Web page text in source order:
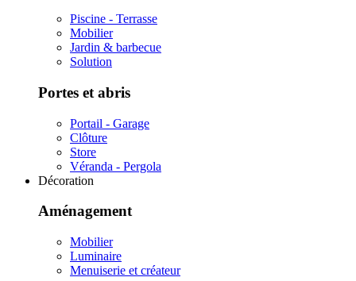
Piscine - Terrasse
Mobilier
Jardin & barbecue
Solution
Portes et abris
Portail - Garage
Clôture
Store
Véranda - Pergola
Décoration
Aménagement
Mobilier
Luminaire
Menuiserie et créateur